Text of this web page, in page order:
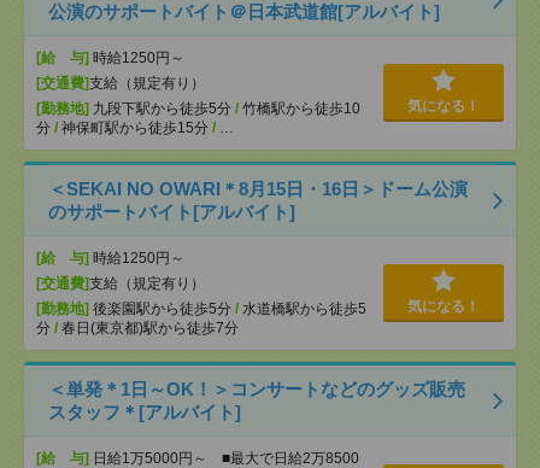
公演のサポートバイト＠日本武道館[アルバイト]
[給 与] 時給1250円～
[交通費]支給（規定有り）
[勤務地] 九段下駅から徒歩5分 / 竹橋駅から徒歩10
分 / 神保町駅から徒歩15分 / …
気になる！
＜SEKAI NO OWARI＊8月15日・16日＞ドーム公演
のサポートバイト[アルバイト]
[給 与] 時給1250円～
[交通費]支給（規定有り）
[勤務地] 後楽園駅から徒歩5分 / 水道橋駅から徒歩5
分 / 春日(東京都)駅から徒歩7分
気になる！
＜単発＊1日～OK！＞コンサートなどのグッズ販売
スタッフ＊[アルバイト]
[給 与] 日給1万5000円～ ■最大で日給2万8500